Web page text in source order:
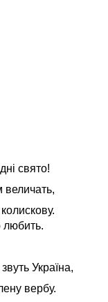
свято!
Україна,
вербу.